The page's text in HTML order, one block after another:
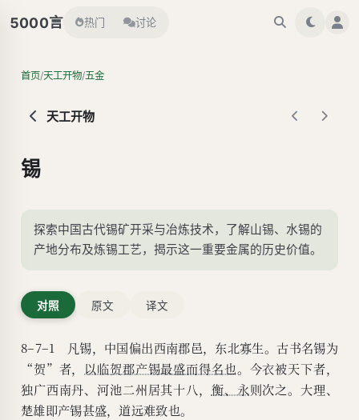
5000言 热门 讨论
首页/天工开物/五金
天工开物
锡
探索中国古代锡矿开采与冶炼技术，了解山锡、水锡的
产地分布及炼锡工艺，揭示这一重要金属的历史价值。
对照 原文 译文
8–7–1 凡锡，中国偏出西南郡邑，东北寡生。古书名锡为
“贺”者， 以临贺郡产锡最盛而得名也。今衣被天下者，
独广西南丹、河池二州居其十八， 衡、永则次之。大理、
楚雄即产锡甚盛，道远难致也。